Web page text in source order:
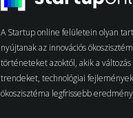
A Startup online felületein olyan
nyújtanak az innovációs
történeteket azoktól, akik a
trendeket, technológiai
ökoszisztéma legfrissebb